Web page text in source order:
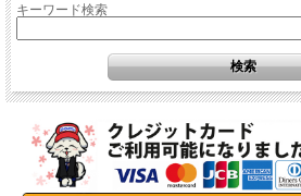
キーワード検索